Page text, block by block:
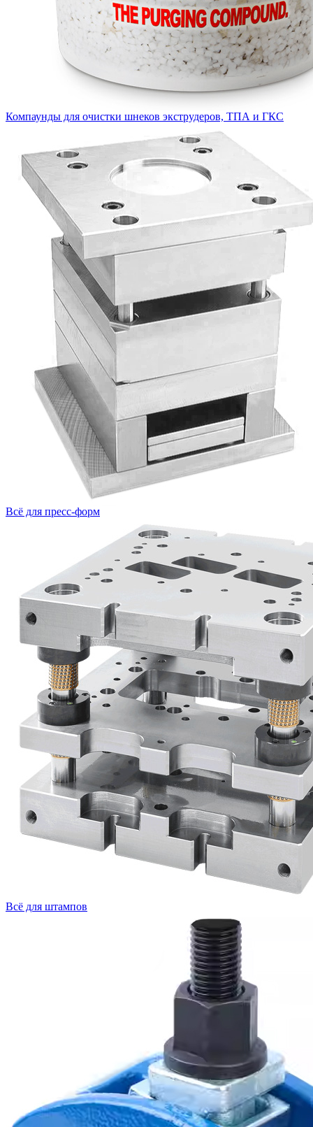
Компаунды для очистки шнеков экструдеров, ТПА и ГКС
Всё для пресс-форм
Всё для штампов